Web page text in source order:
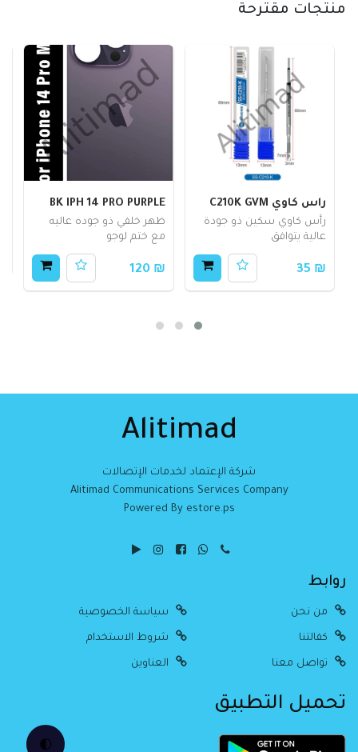
🌓
منتجات مقترحة
راس كاوي C210K GVM
رأس كاوي سكين ذو جودة
عالية يتوافق
₪ 35
BK IPH 14 PRO PURPLE
ظهر خلفي ذو جوده عاليه
مع ختم لوجو
₪ 120
Alitimad
شركة الإعتماد لخدمات الإتصالات
Alitimad Communications Services Company
Powered By estore.ps
روابط
من نحن سياسة الخصوصية
كفالتنا شروط الاستخدام
تواصل معنا العناوين
تحميل التطبيق